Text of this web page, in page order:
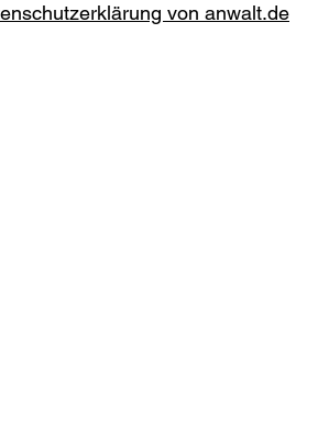
von anwalt.de